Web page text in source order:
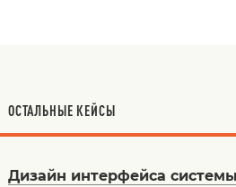
ОСТАЛЬНЫЕ КЕЙСЫ
Дизайн интерфейса